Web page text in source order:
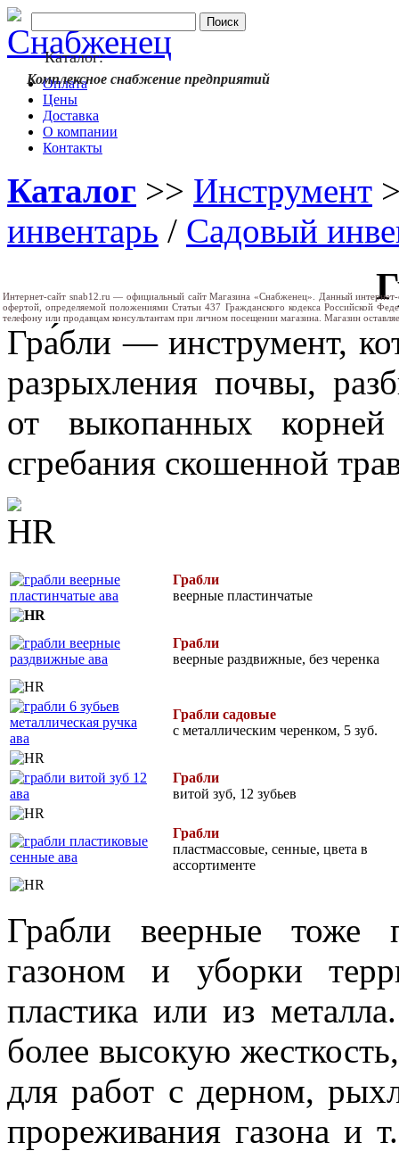
Оплата
Цены
Доставка
О компании
Контакты
Комплексное снабжение предприятий
Каталог >> Инструмент
инвентарь / Садовый
Гра́бли — инструмент,
разрыхления почвы,
от выкопанных
сгребания скошенной
Грабли
веерные пластинчатые
Грабли
веерные раздвижные, без черенка
Грабли садовые
с металлическим черенком, 5 зуб.
Грабли
витой зуб, 12 зубьев
Грабли
пластмассовые, сенные, цвета в
ассортименте
Грабли веерные тоже
газоном и уборки
пластика или из
более высокую
для работ с дерном,
прореживания газона и
Каталог:
Интернет-сайт snab12.ru — официальный сайт Магазина «Снабженец». Данный
офертой, определяемой положениями Статьи 437 Гражданского кодекса Российской
телефону или продавцам консультантам при личном посещении магазина. Магазин